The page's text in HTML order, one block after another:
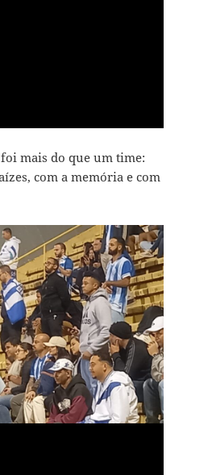
mais do que um time:
com a memória e com